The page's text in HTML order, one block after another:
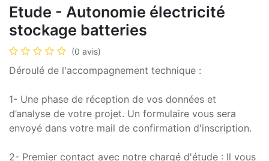
Etude - Autonomie électricité
stockage batteries
(0 avis)
Déroulé de l'accompagnement technique :
1- Une phase de réception de vos données et
d’analyse de votre projet. Un formulaire vous sera
envoyé dans votre mail de confirmation d'inscription.
2- Premier contact avec notre chargé d'étude : Il vous